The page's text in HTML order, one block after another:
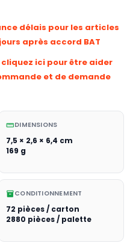
délais pour les articles
après accord BAT
ici pour être aider
et de demande
straightenDIMENSIONS
7,5 × 2,6 × 6,4 cm
169 g
inventory_2CONDITIONNEMENT
72 pièces / carton
2880 pièces / palette